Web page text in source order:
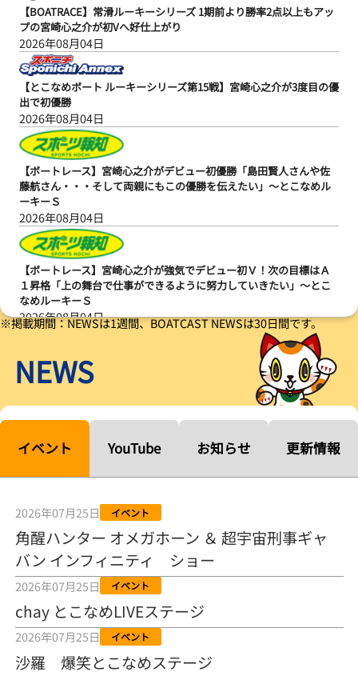
【BOATRACE】常滑ルーキーシリーズ 1期前より勝率2点以上もアッ
プの宮崎心之介が初Vへ好仕上がり
2026年08月04日
【とこなめボート ルーキーシリーズ第15戦】宮崎心之介が3度目の優
出で初優勝
2026年08月04日
【ボートレース】宮崎心之介がデビュー初優勝「島田賢人さんや佐
藤航さん・・・そして両親にもこの優勝を伝えたい」～とこなめル
ーキーＳ
2026年08月04日
【ボートレース】宮崎心之介が強気でデビュー初Ｖ！次の目標はＡ
１昇格「上の舞台で仕事ができるように努力していきたい」～とこ
なめルーキーＳ
2026年08月04日
【ルーキーシリーズ第15戦】塚越海斗「伸びを生かす方向で」4カド
から攻める／とこなめボートレース
【常滑ボート・ルーキーＳ】宮崎心之介 うれしいデビュー初優勝
「このままＡ１になれるように」
2026年08月04日
ド！／常滑ボート
2026年08月04日
【ボートレース】「しょっぱいですね」初優勝の宮崎心之介が水神
祭で満面の笑み／常滑 - 日刊スポーツ
2026年08月04日
【ボート】とこなめルーキーＳ 宮崎心之介がデビューから１年９カ
月で初優勝
2026年08月04日
※掲載期間：NEWSは1週間、BOATCAST NEWSは30日間です。
NEWS
イベント YouTube お知らせ 更新情報
2026年07月25日 イベント
角醒ハンター オメガホーン ＆ 超宇宙刑事ギャ
バン インフィニティ ショー
2026年07月25日 イベント
chay とこなめLIVEステージ
2026年07月25日 イベント
沙羅 爆笑とこなめステージ